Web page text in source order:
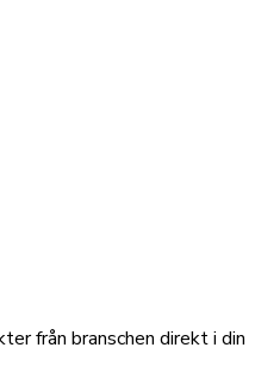
från branschen direkt i din